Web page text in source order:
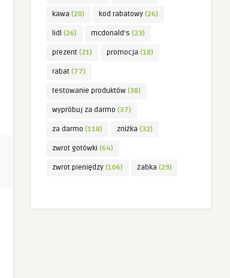
kawa (20) kod rabatowy (26)
lidl (26) mcdonald's (23)
prezent (21) promocja (18)
rabat (77)
testowanie produktów (38)
wypróbuj za darmo (37)
za darmo (118) zniżka (32)
zwrot gotówki (64)
zwrot pieniędzy (106) żabka (29)